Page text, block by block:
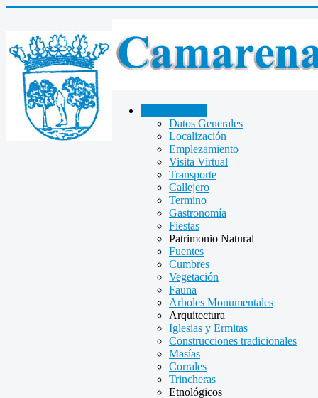
Datos Generales
Localización
Emplezamiento
Visita Virtual
Transporte
Callejero
Termino
Gastronomía
Fiestas
Patrimonio Natural
Fuentes
Cumbres
Vegetación
Fauna
Arboles Monumentales
Arquitectura
Iglesias y Ermitas
Construcciones tradicionales
Masías
Corrales
Trincheras
Etnológicos